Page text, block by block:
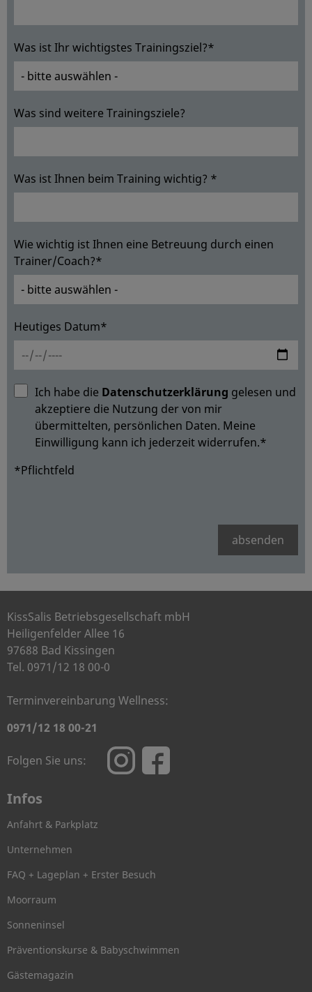
Was ist Ihr wichtigstes Trainingsziel?*
Was sind weitere Trainingsziele?
Was ist Ihnen beim Training wichtig? *
Wie wichtig ist Ihnen eine Betreuung durch einen
Trainer/Coach?*
Heutiges Datum*
Ich habe die Datenschutzerklärung gelesen und
akzeptiere die Nutzung der von mir
übermittelten, persönlichen Daten. Meine
Einwilligung kann ich jederzeit widerrufen.*
*Pflichtfeld
absenden
KissSalis Betriebsgesellschaft mbH
Heiligenfelder Allee 16
97688 Bad Kissingen
Tel. 0971/12 18 00-0
Terminvereinbarung Wellness:
0971/12 18 00-21
Folgen Sie uns:
Infos
Anfahrt & Parkplatz
Unternehmen
FAQ + Lageplan + Erster Besuch
Moorraum
Sonneninsel
Präventionskurse & Babyschwimmen
Gästemagazin